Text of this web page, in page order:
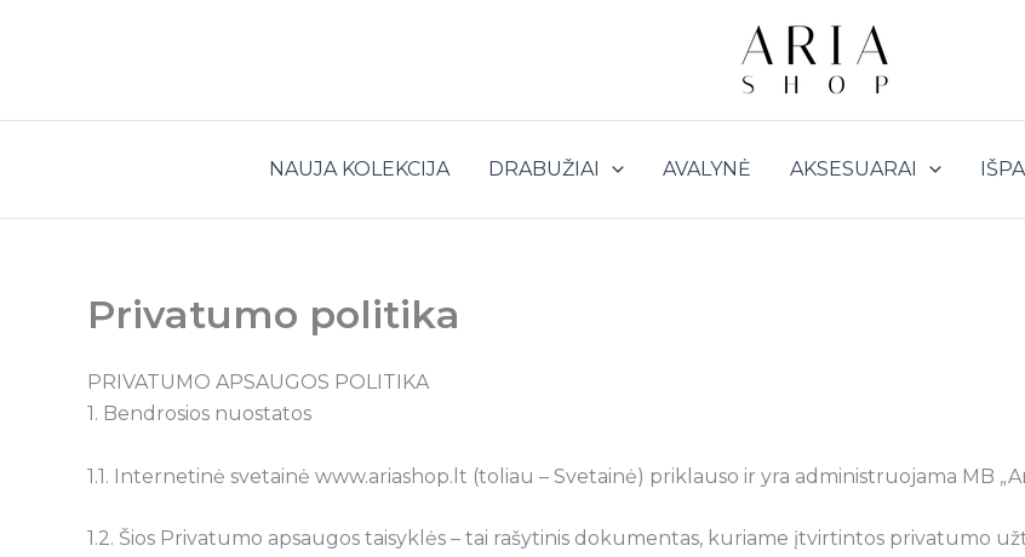
NAUJA KOLEKCIJA DRABUŽIAI AVALYNĖ AKSESUARAI
Privatumo politika
PRIVATUMO APSAUGOS POLITIKA
1. Bendrosios nuostatos
1.1. Internetinė svetainė www.ariashop.lt (toliau – Svetainė) priklauso ir yra administruojama MB
1.2. Šios Privatumo apsaugos taisyklės – tai rašytinis dokumentas, kuriame įtvirtintos privatumo